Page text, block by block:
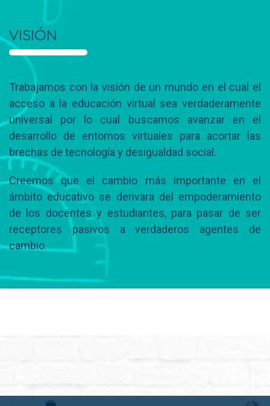
VISIÓN
Trabajamos con la visión de un mundo en el cual el
acceso a la educación virtual sea verdaderamente
universal por lo cual buscamos avanzar en el
desarrollo de entornos virtuales para acortar las
brechas de tecnología y desigualdad social.
Creemos que el cambio más importante en el
ámbito educativo se derivara del empoderamiento
de los docentes y estudiantes, para pasar de ser
receptores pasivos a verdaderos agentes de
cambio.